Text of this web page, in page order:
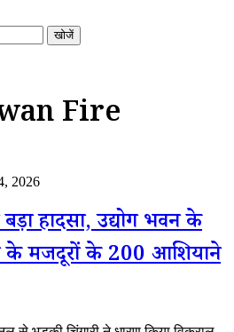
खोजें
Fire
2026
हादसा, उद्योग भवन के
के मजदूरों के 200 आशियाने